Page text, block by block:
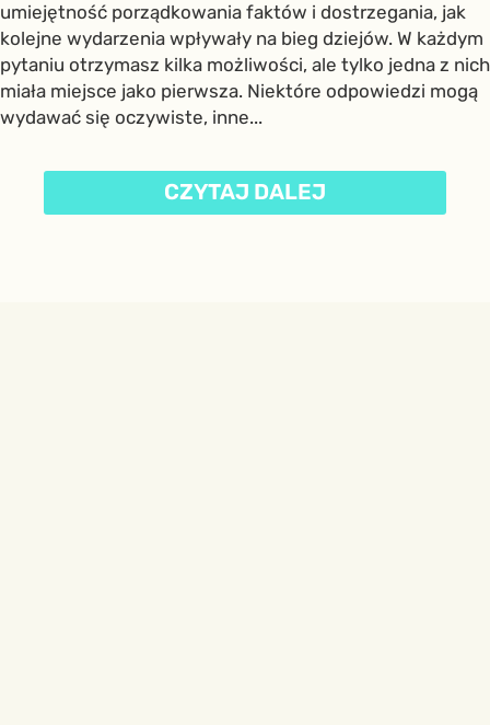
umiejętność porządkowania faktów i dostrzegania, jak
kolejne wydarzenia wpływały na bieg dziejów. W każdym
pytaniu otrzymasz kilka możliwości, ale tylko jedna z nich
miała miejsce jako pierwsza. Niektóre odpowiedzi mogą
wydawać się oczywiste, inne...
CZYTAJ DALEJ